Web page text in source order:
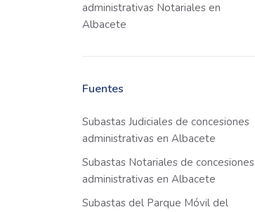
administrativas Notariales en
Albacete
Fuentes
Subastas Judiciales de concesiones
administrativas en Albacete
Subastas Notariales de concesiones
administrativas en Albacete
Subastas del Parque Móvil del